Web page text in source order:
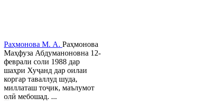
Раҳмонова М. А. Раҳмонова
Маҳфуза Абдуманоновна 12-
феврали соли 1988 дар
шаҳри Хуҷанд дар оилаи
коргар таваллуд шуда,
миллаташ тоҷик, маълумот
олӣ мебошад. ...